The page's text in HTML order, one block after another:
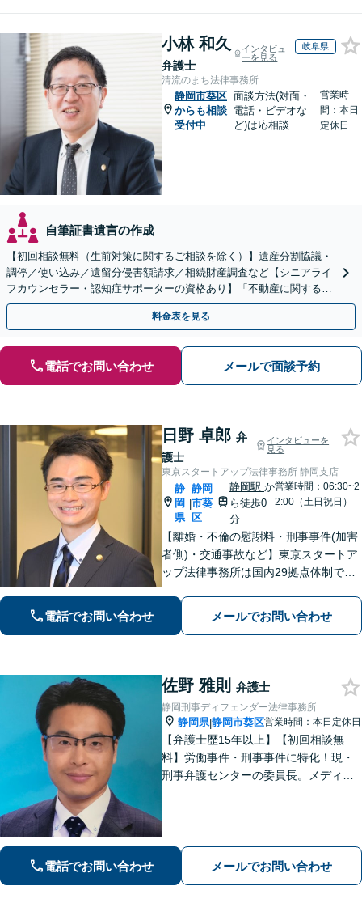
小林 和久
弁護士
インタビュ
ーを見る
岐阜県
清流のまち法律事務所
静岡市葵区
からも相談
受付中
面談方法(対面・
電話・ビデオな
ど)は応相談
営業時
間：本日
定休日
自筆証書遺言の作成
【初回相談無料（生前対策に関するご相談を除く）】遺産分割協議・
調停／使い込み／遺留分侵害額請求／相続財産調査など【シニアライ
フカウンセラー・認知症サポーターの資格あり】「不動産に関する相
続もお任せください」【当日・夜間相談可（要相談）】
料金表を見る
電話でお問い合わせ メールで面談予約
日野 卓郎 弁
護士
インタビューを
見る
東京スタートアップ法律事務所 静岡支店
静
岡
県
|
静岡
市葵
区
静岡駅か
ら徒歩0
分
営業時間：06:30~2
2:00（土日祝日）
【離婚・不倫の慰謝料・刑事事件(加害
者側)・交通事故など】東京スタートア
ップ法律事務所は国内29拠点体制で全
対応(法律相談は完全予約制)】各分野で
専門性の高い弁護士が寄り添い解決を
電話でお問い合わせ メールでお問い合わせ
佐野 雅則 弁護士
静岡刑事ディフェンダー法律事務所
静岡県|静岡市葵区営業時間：本日定休日
【弁護士歴15年以上】【初回相談無
料】労働事件・刑事事件に特化！現・
刑事弁護センターの委員長。メディア
す。地域密着型の法律事務所
電話でお問い合わせ メールでお問い合わせ